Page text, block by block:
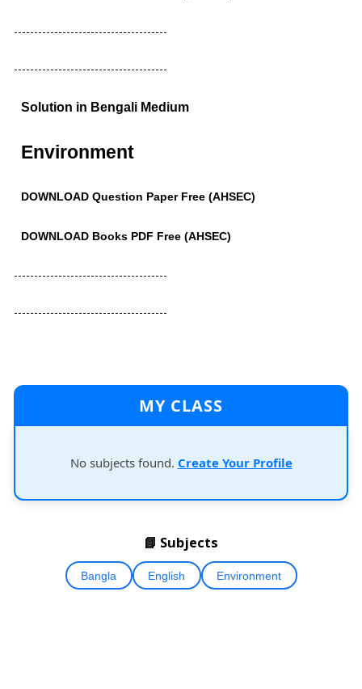
--------------------------------------
--------------------------------------
Solution in Bengali Medium
Environment
DOWNLOAD Question Paper Free (AHSEC)
DOWNLOAD Books PDF Free (AHSEC)
--------------------------------------
--------------------------------------
MY CLASS
No subjects found. Create Your Profile
📘 Subjects
Bangla English Environment